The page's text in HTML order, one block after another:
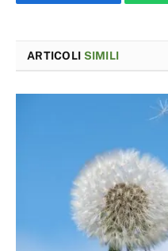
ARTICOLI SIMILI